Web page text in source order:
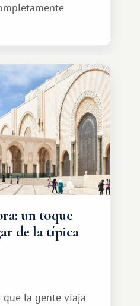
un toque
de la típica
que la gente viaja